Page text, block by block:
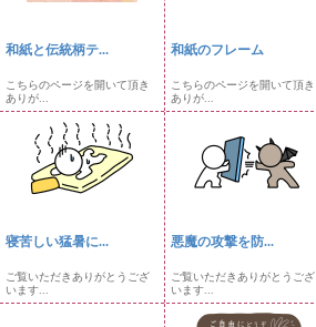
和紙と伝統柄テ...
こちらのページを開いて頂き
ありが...
和紙のフレーム
こちらのページを開いて頂き
ありが...
寝苦しい猛暑に...
ご覧いただきありがとうござ
います...
悪魔の攻撃を防...
ご覧いただきありがとうござ
います...